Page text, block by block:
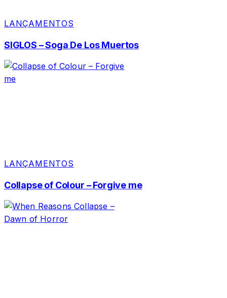
LANÇAMENTOS
SIGLOS – Soga De Los Muertos
LANÇAMENTOS
Collapse of Colour – Forgive me